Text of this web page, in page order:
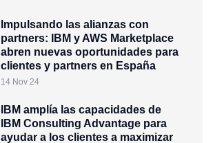
Impulsando las alianzas con
partners: IBM y AWS Marketplace
abren nuevas oportunidades para
clientes y partners en España
14 Nov 24
IBM amplía las capacidades de
IBM Consulting Advantage para
ayudar a los clientes a maximizar